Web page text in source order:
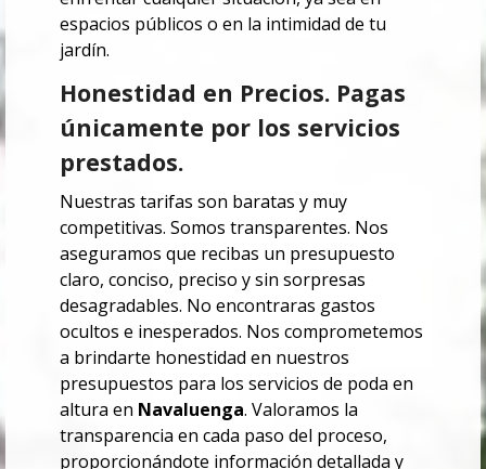
espacios públicos o en la intimidad de tu
jardín.
Honestidad en Precios. Pagas
únicamente por los servicios
prestados.
Nuestras tarifas son baratas y muy
competitivas. Somos transparentes. Nos
aseguramos que recibas un presupuesto
claro, conciso, preciso y sin sorpresas
desagradables. No encontraras gastos
ocultos e inesperados. Nos comprometemos
a brindarte honestidad en nuestros
presupuestos para los servicios de poda en
altura en Navaluenga. Valoramos la
transparencia en cada paso del proceso,
proporcionándote información detallada y